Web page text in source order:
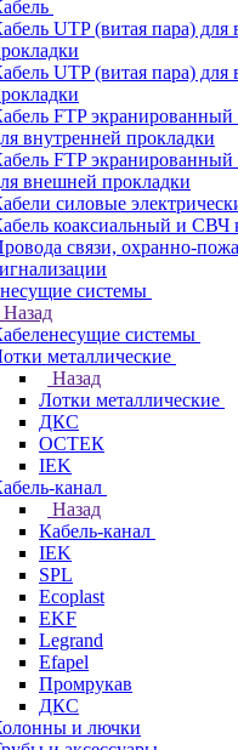
UTP (витая пара) для
UTP (витая пара) для
FTP экранированный
внутренней прокладки
FTP экранированный
внешней прокладки
силовые
коаксиальный и СВЧ
связи, охранно-
системы
Назад
системы
металлические
Назад
Лотки металлические
ДКС
ОСТЕК
IEK
канал
Назад
Кабель-канал
IEK
SPL
Ecoplast
EKF
Legrand
Efapel
Промрукав
ДКС
и лючки